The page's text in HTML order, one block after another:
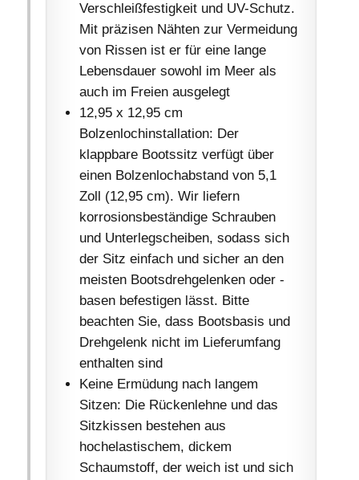
Verschleißfestigkeit und UV-Schutz.
Mit präzisen Nähten zur Vermeidung
von Rissen ist er für eine lange
Lebensdauer sowohl im Meer als
auch im Freien ausgelegt
12,95 x 12,95 cm
Bolzenlochinstallation: Der
klappbare Bootssitz verfügt über
einen Bolzenlochabstand von 5,1
Zoll (12,95 cm). Wir liefern
korrosionsbeständige Schrauben
und Unterlegscheiben, sodass sich
der Sitz einfach und sicher an den
meisten Bootsdrehgelenken oder -
basen befestigen lässt. Bitte
beachten Sie, dass Bootsbasis und
Drehgelenk nicht im Lieferumfang
enthalten sind
Keine Ermüdung nach langem
Sitzen: Die Rückenlehne und das
Sitzkissen bestehen aus
hochelastischem, dickem
Schaumstoff, der weich ist und sich